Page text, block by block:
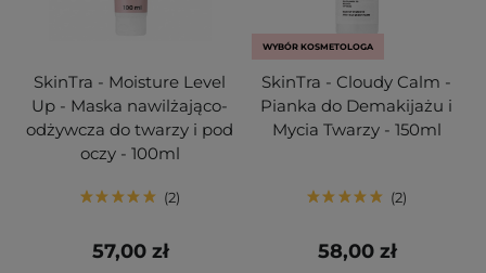
SkinTra - Moisture Level
Up - Maska nawilżająco-
odżywcza do twarzy i pod
oczy - 100ml
2
57,00 zł
WYBÓR KOSMETOLOGA
SkinTra - Cloudy Calm -
Pianka do Demakijażu i
Mycia Twarzy - 150ml
2
58,00 zł